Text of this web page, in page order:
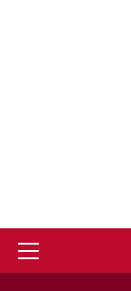
Primary